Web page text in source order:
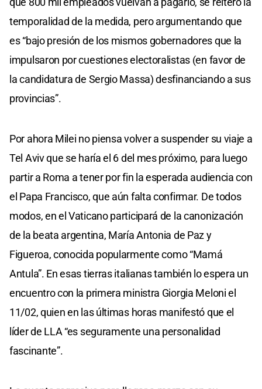
temporalidad de la medida, pero argumentando que
es “bajo presión de los mismos gobernadores que la
impulsaron por cuestiones electoralistas (en favor de
la candidatura de Sergio Massa) desfinanciando a sus
provincias”.
Por ahora Milei no piensa volver a suspender su viaje a
Tel Aviv que se haría el 6 del mes próximo, para luego
partir a Roma a tener por fin la esperada audiencia con
el Papa Francisco, que aún falta confirmar. De todos
modos, en el Vaticano participará de la canonización
de la beata argentina, María Antonia de Paz y
Figueroa, conocida popularmente como “Mamá
Antula”. En esas tierras italianas también lo espera un
encuentro con la primera ministra Giorgia Meloni el
11/02, quien en las últimas horas manifestó que el
líder de LLA “es seguramente una personalidad
fascinante”.